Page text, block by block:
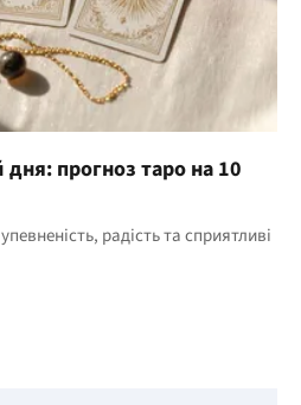
дня: прогноз таро на 10
радість та сприятливі